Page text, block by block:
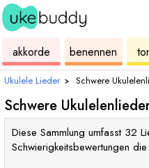
akkorde
akkorde
benennen
Ukulele Lieder › Schwere
Schwere
Diese Sammlung umfasst 32
Schwierigkeitsbewertungen